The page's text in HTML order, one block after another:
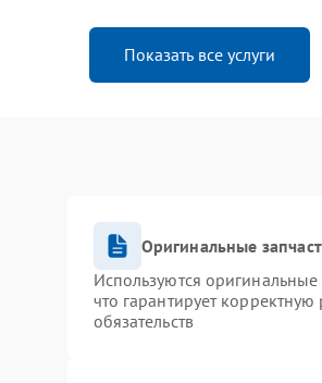
Показать все услуги
Оригинальные
Используются
что гарантирует
обязательств